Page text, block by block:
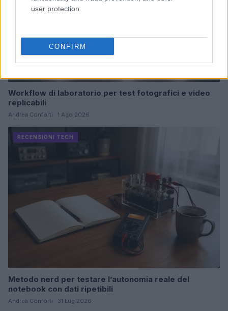
user protection.
CONFIRM
Workflow di laboratorio per test fotografici e video
replicabili
Andrea Conforti · 1 Ago 2026
RECENSIONI TECH
Metodo nerd per testare l’autonomia reale del
notebook con dati ripetibili
Andrea Conforti · 31 Lug 2026